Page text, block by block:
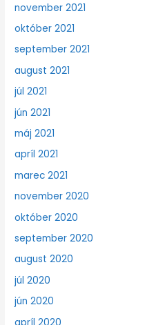
november 2021
október 2021
september 2021
august 2021
júl 2021
jún 2021
máj 2021
apríl 2021
marec 2021
november 2020
október 2020
september 2020
august 2020
júl 2020
jún 2020
apríl 2020